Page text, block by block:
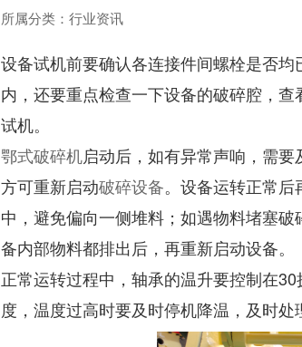
所属分类：行业资讯
设备试机前要确认各连接件间螺栓是否
内，还要重点检查一下设备的破碎腔，
试机。
鄂式破碎机启动后，如有异常声响，需要
方可重新启动破碎设备。设备运转正常
中，避免偏向一侧堆料；如遇物料堵塞
备内部物料都排出后，再重新启动设备。
正常运转过程中，轴承的温升要控制在
度，温度过高时要及时停机降温，及时处